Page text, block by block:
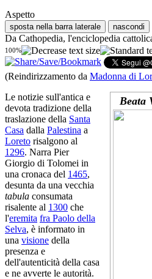
Aspetto
sposta nella barra laterale nascondi
Da Cathopedia, l'enciclopedia
100%
(Reindirizzamento da Madonna di
Beata
Le notizie sull'antica e
devota tradizione della
traslazione della Santa
Casa dalla Palestina a
Loreto risalgono al
1296. Narra Pier
Giorgio di Tolomei in
una cronaca del 1465,
desunta da una vecchia
tabula consumata
risalente al 1300 che
l'eremita fra Paolo della
Selva, è informato in
una visione della
presenza e
dell'autenticità della casa
e ne avverte le autorità.